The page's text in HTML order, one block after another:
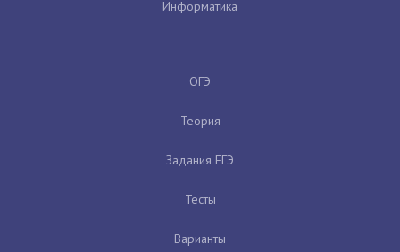
Информатика
ОГЭ
Теория
Задания ЕГЭ
Тесты
Варианты